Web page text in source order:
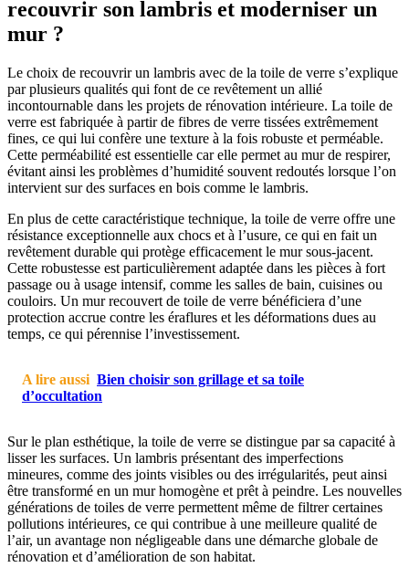
recouvrir son lambris et moderniser un
mur ?
Le choix de recouvrir un lambris avec de la toile de verre s’explique
par plusieurs qualités qui font de ce revêtement un allié
incontournable dans les projets de rénovation intérieure. La toile de
verre est fabriquée à partir de fibres de verre tissées extrêmement
fines, ce qui lui confère une texture à la fois robuste et perméable.
Cette perméabilité est essentielle car elle permet au mur de respirer,
évitant ainsi les problèmes d’humidité souvent redoutés lorsque l’on
intervient sur des surfaces en bois comme le lambris.
En plus de cette caractéristique technique, la toile de verre offre une
résistance exceptionnelle aux chocs et à l’usure, ce qui en fait un
revêtement durable qui protège efficacement le mur sous-jacent.
Cette robustesse est particulièrement adaptée dans les pièces à fort
passage ou à usage intensif, comme les salles de bain, cuisines ou
couloirs. Un mur recouvert de toile de verre bénéficiera d’une
protection accrue contre les éraflures et les déformations dues au
temps, ce qui pérennise l’investissement.
A lire aussi Bien choisir son grillage et sa toile
d’occultation
Sur le plan esthétique, la toile de verre se distingue par sa capacité à
lisser les surfaces. Un lambris présentant des imperfections
mineures, comme des joints visibles ou des irrégularités, peut ainsi
être transformé en un mur homogène et prêt à peindre. Les nouvelles
générations de toiles de verre permettent même de filtrer certaines
pollutions intérieures, ce qui contribue à une meilleure qualité de
l’air, un avantage non négligeable dans une démarche globale de
rénovation et d’amélioration de son habitat.